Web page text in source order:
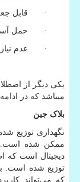
· قابل
· حمل
· عدم نیاز
یکی دیگر از
می­باشد که در
بلاک جین
نگهداری توزیع
ممکن شده است.
دیجیتال است که
توزیع شده است.
که می‌تواند